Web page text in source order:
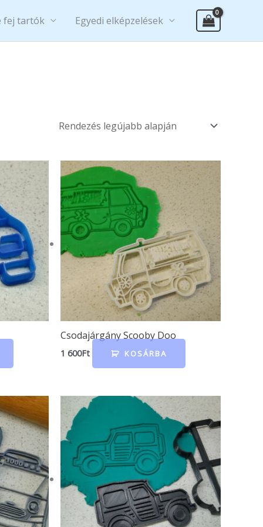
fej tartók Egyedi elképzelések
Csodajárgány Scooby Doo
1 600Ft KOSÁRBA